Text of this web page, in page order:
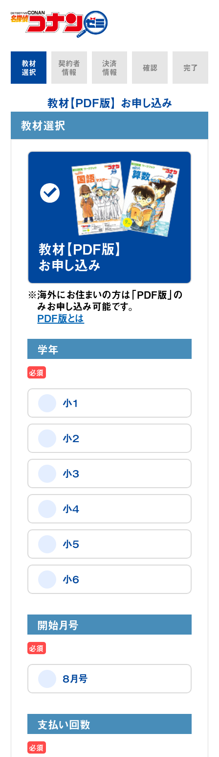
教材
選択
契約者
情報
決済
情報 確認 完了
教材【PDF版】 お申し込み
教材選択
教材【PDF版】
お申し込み
※海外にお住まいの方は「PDF版」の
みお申し込み可能です。
PDF版とは
学年
必須
小１
小２
小３
小４
小５
小６
開始月号
必須
８月号
支払い回数
必須